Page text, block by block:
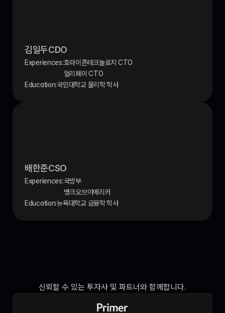
김일두CDO
Experiences:호라이존테크놀로지 CTO
얼리페이 CTO
Education:국민대학교 물리학 학사
배한준CSO
Experiences:국방부
뱅크오브아메리카
Education:뉴욕대학교 금융학 학사
신뢰할 수 있는 투자사 및 파트너와 함께합니다.